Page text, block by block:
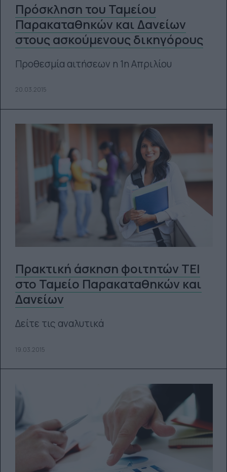
Πρόσκληση του Ταµείου
Παρακαταθηκών και Δανείων
στους ασκούµενους δικηγόρους
Προθεσμία αιτήσεων η 1η Απριλίου
20.03.2015
Πρακτική άσκηση φοιτητών ΤΕΙ
στο Ταμείο Παρακαταθηκών και
Δανείων
Δείτε τις αναλυτικά
19.03.2015